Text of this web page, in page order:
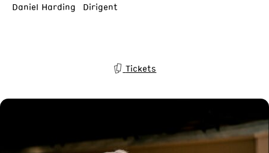
Daniel Harding Dirigent
Tickets